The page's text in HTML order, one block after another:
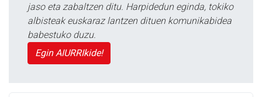
jaso eta zabaltzen ditu. Harpidedun eginda, tokiko
albisteak euskaraz lantzen dituen komunikabidea
babestuko duzu.
Egin AIURRIkide!